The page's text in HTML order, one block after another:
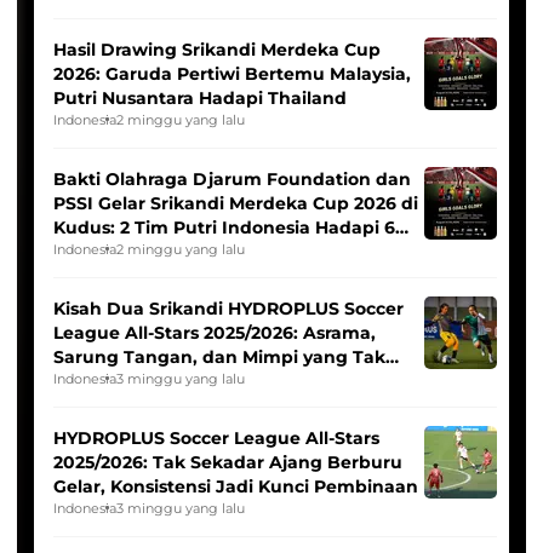
Hasil Drawing Srikandi Merdeka Cup
2026: Garuda Pertiwi Bertemu Malaysia,
Putri Nusantara Hadapi Thailand
Indonesia2 minggu yang lalu
Bakti Olahraga Djarum Foundation dan
PSSI Gelar Srikandi Merdeka Cup 2026 di
Kudus: 2 Tim Putri Indonesia Hadapi 6
Tim Asia
Indonesia2 minggu yang lalu
Kisah Dua Srikandi HYDROPLUS Soccer
League All-Stars 2025/2026: Asrama,
Sarung Tangan, dan Mimpi yang Tak
Pernah Padam
Indonesia3 minggu yang lalu
HYDROPLUS Soccer League All-Stars
2025/2026: Tak Sekadar Ajang Berburu
Gelar, Konsistensi Jadi Kunci Pembinaan
Indonesia3 minggu yang lalu